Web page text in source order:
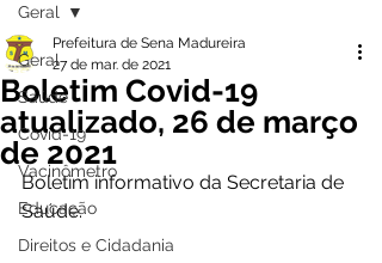
Geral
Saúde
Covid-19
Vacinômetro
Educação
Direitos e Cidadania
Geral
Boletim Covid-19
atualizado, 26 de março
de 2021
Prefeitura de Sena Madureira
27 de mar. de 2021
Boletim informativo da Secretaria de
Saúde.